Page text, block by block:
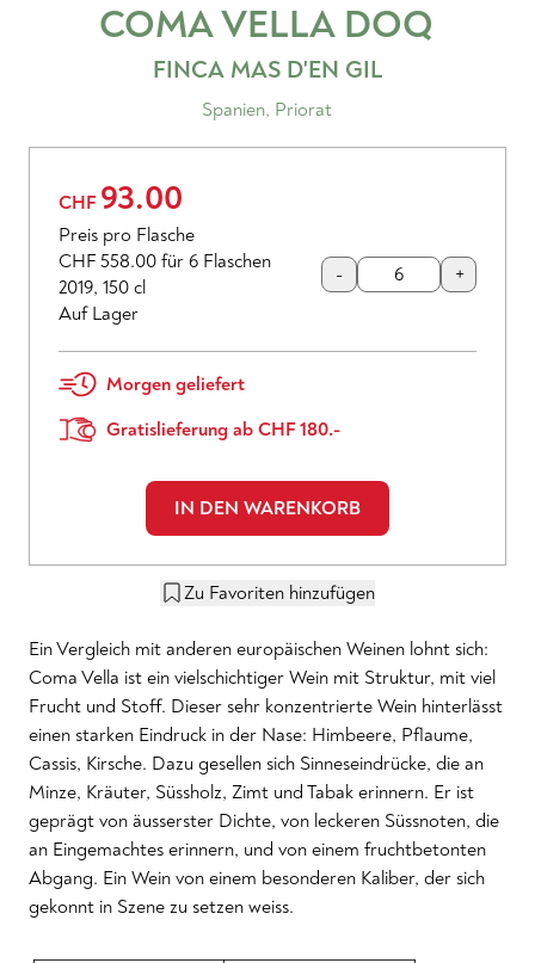
COMA VELLA DOQ
FINCA MAS D'EN GIL
Spanien, Priorat
CHF 93.00
Preis pro Flasche
CHF 558.00 für 6 Flaschen
2019, 150 cl
Auf Lager
- +
Morgen geliefert
Gratislieferung ab CHF 180.-
IN DEN WARENKORB
Zu Favoriten hinzufügen
Ein Vergleich mit anderen europäischen Weinen lohnt sich:
Coma Vella ist ein vielschichtiger Wein mit Struktur, mit viel
Frucht und Stoff. Dieser sehr konzentrierte Wein hinterlässt
einen starken Eindruck in der Nase: Himbeere, Pflaume,
Cassis, Kirsche. Dazu gesellen sich Sinneseindrücke, die an
Minze, Kräuter, Süssholz, Zimt und Tabak erinnern. Er ist
geprägt von äusserster Dichte, von leckeren Süssnoten, die
an Eingemachtes erinnern, und von einem fruchtbetonten
Abgang. Ein Wein von einem besonderen Kaliber, der sich
gekonnt in Szene zu setzen weiss.